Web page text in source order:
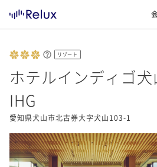
リゾート
ホテルインディゴ
IHG
愛知県犬山市北古券大字犬山103-1